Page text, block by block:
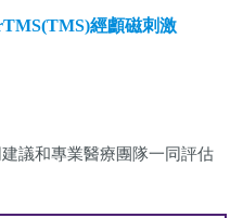
經顱磁刺激